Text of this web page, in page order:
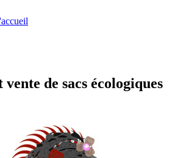
de sacs écologiques